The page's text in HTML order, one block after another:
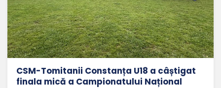
CSM-Tomitanii Constanța U18 a câștigat
finala mică a Campionatului Național